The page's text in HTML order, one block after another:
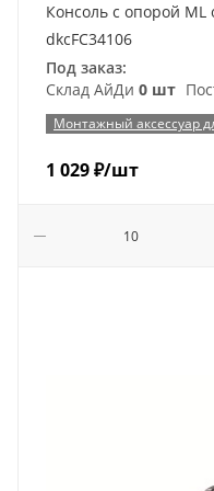
Консоль с опорой ML
dkcFC34106
Под заказ:
Склад АйДи 0 шт
Монтажный аксессуар
1 029₽/шт